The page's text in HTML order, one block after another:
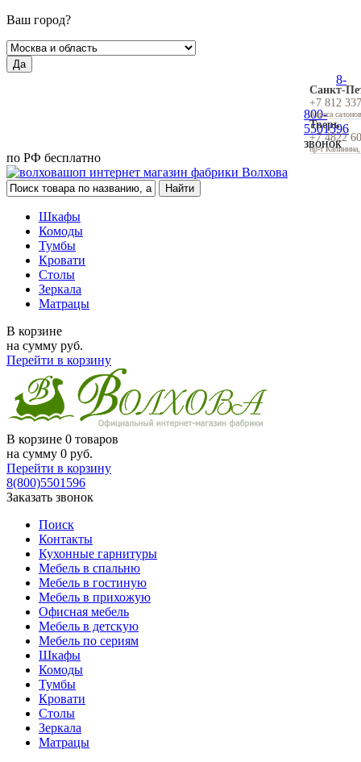
Ваш город?
Да
Санкт-
+7 812
Адреса
Тверь
+7 4822
пр-т
8-
800-
5501596
звонок
по РФ бесплатно
Шкафы
Комоды
Тумбы
Кровати
Столы
Зеркала
Матрацы
В корзине
на сумму руб.
Перейти в корзину
В корзине 0 товаров
на сумму 0 руб.
Перейти в корзину
8(800)5501596
Заказать звонок
Поиск
Контакты
Кухонные гарнитуры
Мебель в спальню
Мебель в гостиную
Мебель в прихожую
Офисная мебель
Мебель в детскую
Мебель по сериям
Шкафы
Комоды
Тумбы
Кровати
Столы
Зеркала
Матрацы